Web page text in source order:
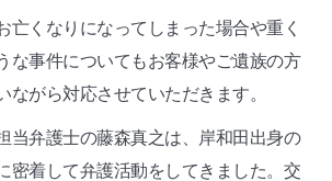
亡くなりになってしまった場合や重く
な事件についてもお客様やご遺族の方
ながら対応させていただきます。
当弁護士の藤森真之は、岸和田出身の
密着して弁護活動をしてきました。交